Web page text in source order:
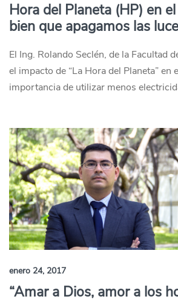
Hora del Planeta (HP) en el
bien que apagamos las
El Ing. Rolando Seclén, de la Facultad
el impacto de “La Hora del Planeta” en
importancia de utilizar menos
enero 24, 2017
“Amar a Dios, amor a los